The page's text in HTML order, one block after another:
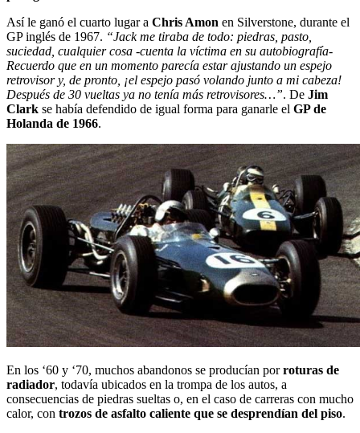
Así le ganó el cuarto lugar a Chris Amon en Silverstone, durante el
GP inglés de 1967. “Jack me tiraba de todo: piedras, pasto,
suciedad, cualquier cosa -cuenta la víctima en su autobiografía-
Recuerdo que en un momento parecía estar ajustando un espejo
retrovisor y, de pronto, ¡el espejo pasó volando junto a mi cabeza!
Después de 30 vueltas ya no tenía más retrovisores…”. De Jim
Clark se había defendido de igual forma para ganarle el GP de
Holanda de 1966.
En los ‘60 y ‘70, muchos abandonos se producían porroturas de
radiador, todavía ubicados en la trompa de los autos, a
consecuencias de piedras sueltas o, en el caso de carreras con mucho
calor, con trozos de asfalto caliente que se desprendían del piso.